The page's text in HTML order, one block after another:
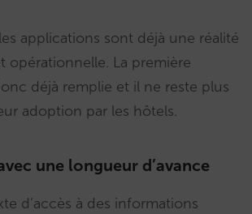
applications sont déjà une réalité
opérationnelle. La première
déjà remplie et il ne reste plus
adoption par les hôtels.
une longueur d’avance
d’accès à des informations